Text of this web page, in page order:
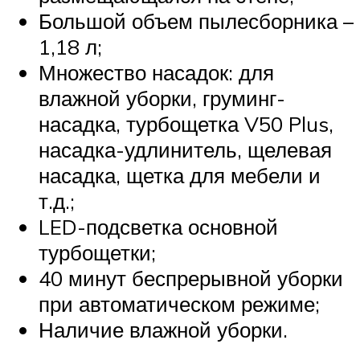
Большой объем пылесборника –
1,18 л;
Множество насадок: для
влажной уборки, груминг-
насадка, турбощетка V50 Plus,
насадка-удлинитель, щелевая
насадка, щетка для мебели и
т.д.;
LED-подсветка основной
турбощетки;
40 минут беспрерывной уборки
при автоматическом режиме;
Наличие влажной уборки.